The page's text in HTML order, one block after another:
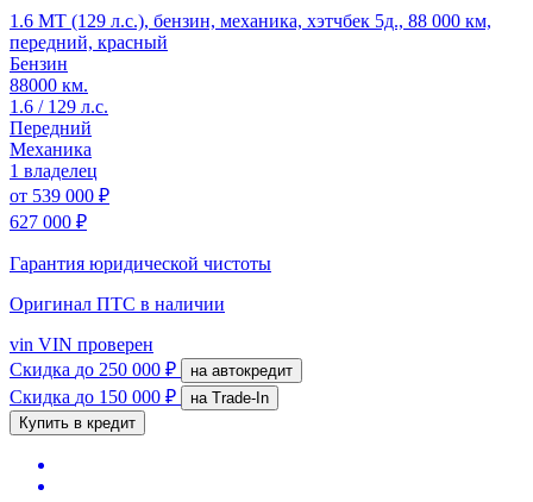
1.6 MT (129 л.с.), бензин, механика, хэтчбек 5д., 88 000 км,
передний, красный
Бензин
88000 км.
1.6 / 129 л.с.
Передний
Механика
1 владелец
от 539 000 ₽
627 000 ₽
Гарантия юридической чистоты
Оригинал ПТС в наличии
vin VIN проверен
Скидка до 250 000 ₽ на автокредит
Скидка до 150 000 ₽
на Trade-In
Купить в кредит